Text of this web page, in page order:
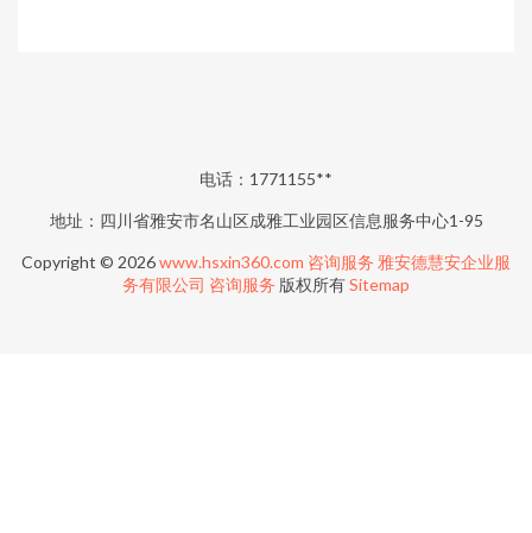
电话：1771155**
地址：四川省雅安市名山区成雅工业园区信息服务中心1-95
Copyright © 2026www.hsxin360.com 咨询服务 雅安德慧安企业服
务有限公司 咨询服务 版权所有Sitemap